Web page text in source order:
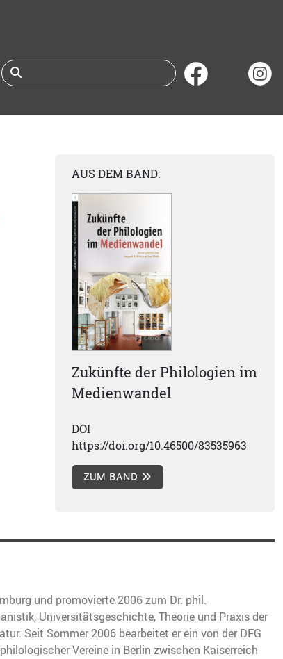
Suche nach
AUS DEM BAND:
Zukünfte der Philologien im
Medienwandel
DOI
https://doi.org/10.46500/83535963
ZUM BAND
und promovierte 2006 zum Dr. phil.
Universitätsgeschichte, Theorie und Praxis der
Seit Sommer 2006 bearbeitet er ein von der DFG
Vereine in Berlin zwischen Kaiserreich